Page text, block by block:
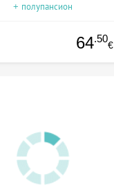
+ полупансион
64.50
€